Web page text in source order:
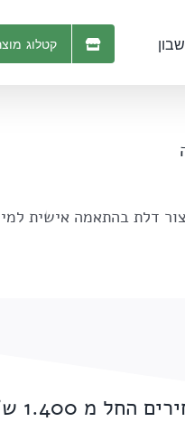
קטלוג
דלת בהתאמה אישית
החל מ 1.400 ש"ח